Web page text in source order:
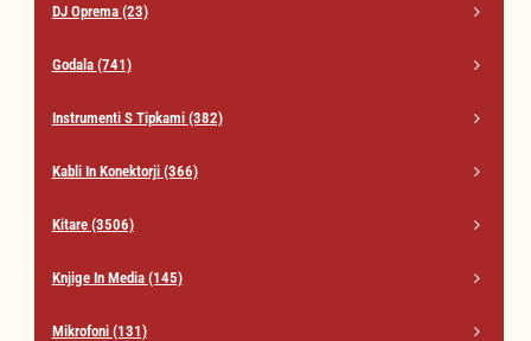
DJ Oprema (23)
Godala (741)
Instrumenti S Tipkami (382)
Kabli In Konektorji (366)
Kitare (3506)
Knjige In Media (145)
Mikrofoni (131)